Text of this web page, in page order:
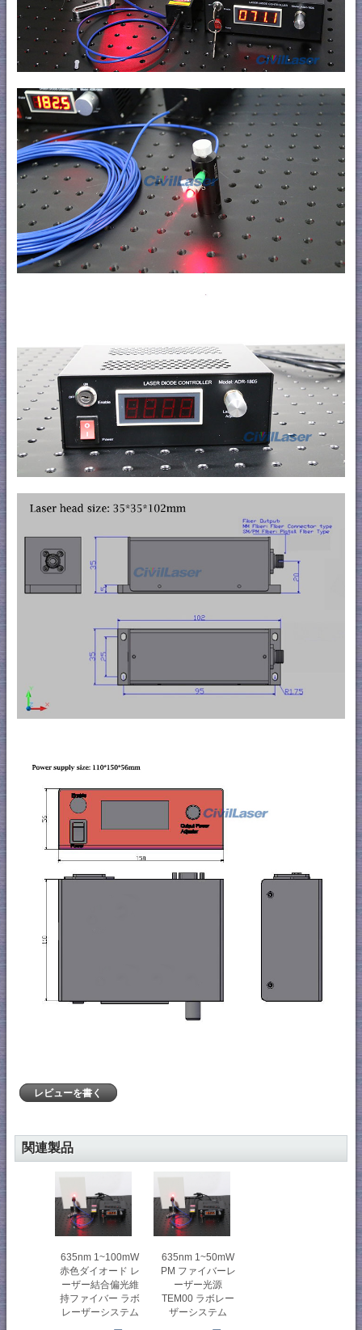
レビューを書く
関連製品
635nm 1~100mW
赤色ダイオード レ
ーザー結合偏光維
持ファイバー ラボ
レーザーシステム
635nm 1~50mW
PM ファイバーレ
ーザー光源
TEM00 ラボレー
ザーシステム